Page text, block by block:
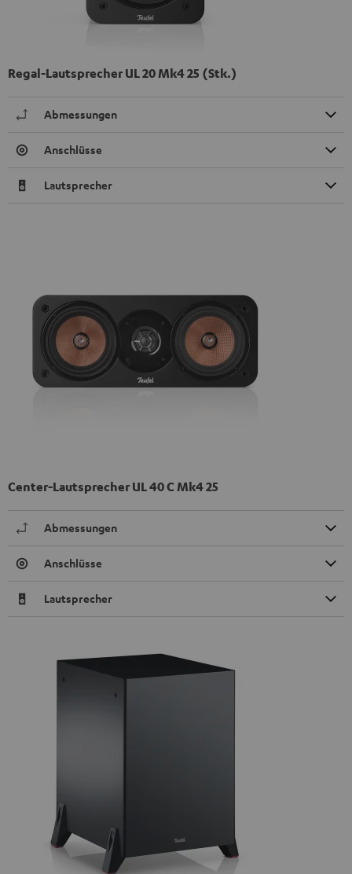
Regal-Lautsprecher UL 20 Mk4 25 (Stk.)
Abmessungen
Anschlüsse
Lautsprecher
Center-Lautsprecher UL 40 C Mk4 25
Abmessungen
Anschlüsse
Lautsprecher